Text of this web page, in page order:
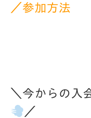
／参加方法
＼今からの入
／